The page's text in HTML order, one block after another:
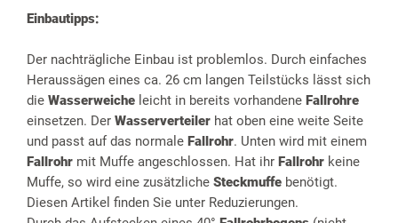
Einbautipps:
Der nachträgliche Einbau ist problemlos. Durch einfaches
Heraussägen eines ca. 26 cm langen Teilstücks lässt sich
die Wasserweiche leicht in bereits vorhandene Fallrohre
einsetzen. Der Wasserverteiler hat oben eine weite Seite
und passt auf das normale Fallrohr. Unten wird mit einem
Fallrohr mit Muffe angeschlossen. Hat ihr Fallrohr keine
Muffe, so wird eine zusätzliche Steckmuffe benötigt.
Diesen Artikel finden Sie unter Reduzierungen.